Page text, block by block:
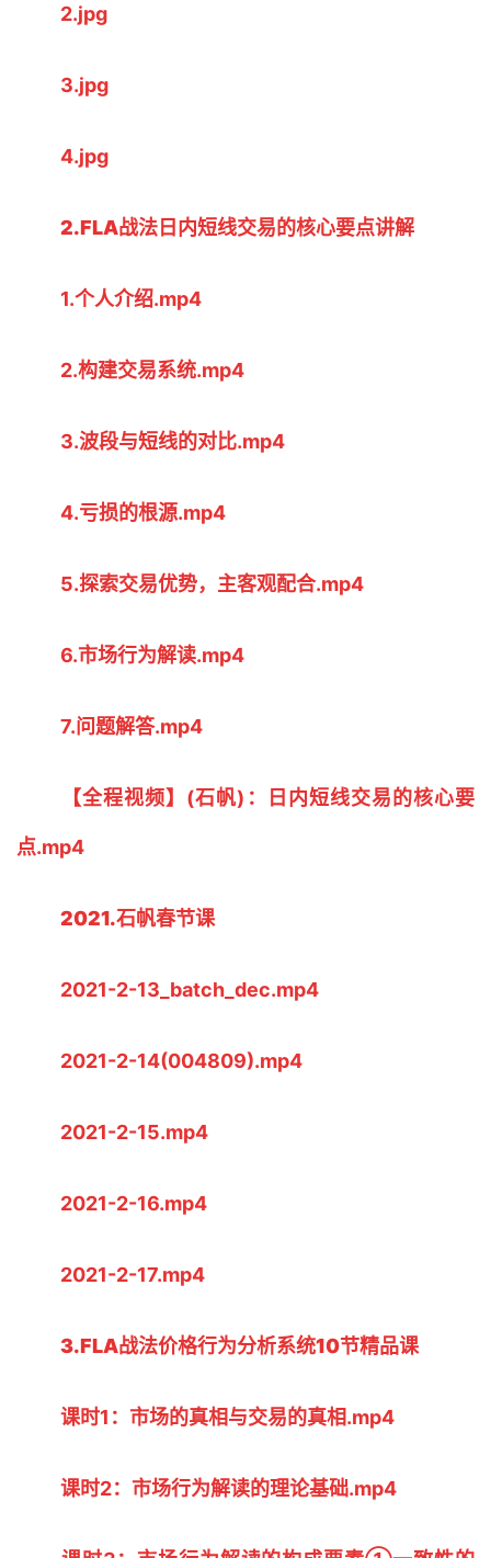
2.jpg
3.jpg
4.jpg
2.FLA战法日内短线交易的核心要点讲解
1.个人介绍.mp4
2.构建交易系统.mp4
3.波段与短线的对比.mp4
4.亏损的根源.mp4
5.探索交易优势，主客观配合.mp4
6.市场行为解读.mp4
7.问题解答.mp4
【全程视频】(石帆)：日内短线交易的核心要
点.mp4
2021.石帆春节课
2021-2-13_batch_dec.mp4
2021-2-14(004809).mp4
2021-2-15.mp4
2021-2-16.mp4
2021-2-17.mp4
3.FLA战法价格行为分析系统10节精品课
课时1：市场的真相与交易的真相.mp4
课时2：市场行为解读的理论基础.mp4